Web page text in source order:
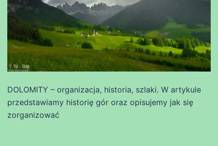
DOLOMITY – organizacja, historia, szlaki. W artykule
przedstawiamy historię gór oraz opisujemy jak się
zorganizować